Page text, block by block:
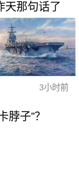
天那句话了
3小时前
子”？